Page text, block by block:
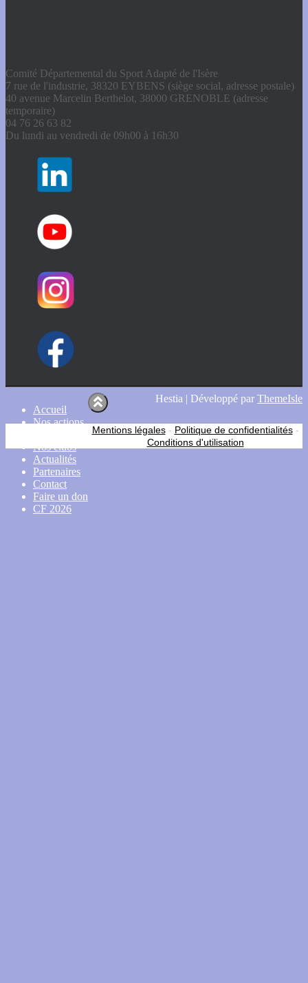
Comité Départemental du Sport Adapté de l'Isère
7 rue de l'industrie, 38320 EYBENS (siège social, adresse postale)
40 avenue Marcelin Berthelot, 38000 GRENOBLE (adresse
temporaire)
04 76 26 63 82
Du lundi au vendredi de 09h00 à 16h30
Accueil
Nos actions
Nos clubs
Actualités
Partenaires
Contact
Faire un don
CF 2026
Hestia | Développé par ThemeIsle
Mentions légales- Politique de confidentialités-
Conditions d'utilisation